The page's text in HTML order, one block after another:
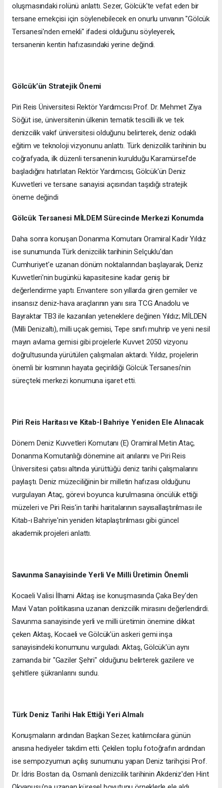
oluşmasındaki rolünü anlattı. Sezer, Gölcük'te vefat eden bir
tersane emekçisi için söylenebilecek en onurlu unvanın "Gölcük
Tersanesi'nden emekli" ifadesi olduğunu söyleyerek,
tersanenin kentin hafızasındaki yerine değindi.
Gölcük’ün Stratejik Önemi
Piri Reis Üniversitesi Rektör Yardımcısı Prof. Dr. Mehmet Ziya
Söğüt ise, üniversitenin ülkenin tematik tescilli ilk ve tek
denizcilik vakıf üniversitesi olduğunu belirterek, deniz odaklı
eğitim ve teknoloji vizyonunu anlattı. Türk denizcilik tarihinin bu
coğrafyada, ilk düzenli tersanenin kurulduğu Karamürsel'de
başladığını hatırlatan Rektör Yardımcısı, Gölcük'ün Deniz
Kuvvetleri ve tersane sanayisi açısından taşıdığı stratejik
öneme değindi
Gölcük Tersanesi MİLDEM Sürecinde Merkezi Konumda
Daha sonra konuşan Donanma Komutanı Oramiral Kadir Yıldız
ise sunumunda Türk denizcilik tarihinin Selçuklu'dan
Cumhuriyet'e uzanan dönüm noktalarından başlayarak, Deniz
Kuvvetleri'nin bugünkü kapasitesine kadar geniş bir
değerlendirme yaptı. Envantere son yıllarda giren gemiler ve
insansız deniz-hava araçlarının yanı sıra TCG Anadolu ve
Bayraktar TB3 ile kazanılan yeteneklere değinen Yıldız; MİLDEN
(Milli Denizaltı), milli uçak gemisi, Tepe sınıfı muhrip ve yeni nesil
mayın avlama gemisi gibi projelerle Kuvvet 2050 vizyonu
doğrultusunda yürütülen çalışmaları aktardı. Yıldız, projelerin
önemli bir kısmının hayata geçirildiği Gölcük Tersanesi'nin
süreçteki merkezi konumuna işaret etti.
Piri Reis Haritası ve Kitab-I Bahriye Yeniden Ele Alınacak
Dönem Deniz Kuvvetleri Komutanı (E) Oramiral Metin Ataç,
Donanma Komutanlığı dönemine ait anılarını ve Piri Reis
Üniversitesi çatısı altında yürüttüğü deniz tarihi çalışmalarını
paylaştı. Deniz müzeciliğinin bir milletin hafızası olduğunu
vurgulayan Ataç, görevi boyunca kurulmasına öncülük ettiği
müzeleri ve Piri Reis'in tarihi haritalarının sayısallaştırılması ile
Kitab-ı Bahriye'nin yeniden kitaplaştırılması gibi güncel
akademik projeleri anlattı.
Savunma Sanayisinde Yerli Ve Milli Üretimin Önemli
Kocaeli Valisi İlhami Aktaş ise konuşmasında Çaka Bey'den
Mavi Vatan politikasına uzanan denizcilik mirasını değerlendirdi.
Savunma sanayisinde yerli ve milli üretimin önemine dikkat
çeken Aktaş, Kocaeli ve Gölcük'ün askeri gemi inşa
sanayisindeki konumunu vurguladı. Aktaş, Gölcük'ün aynı
zamanda bir "Gaziler Şehri" olduğunu belirterek gazilere ve
şehitlere şükranlarını sundu.
Türk Deniz Tarihi Hak Ettiği Yeri Almalı
Konuşmaların ardından Başkan Sezer, katılımcılara günün
anısına hediyeler takdim etti. Çekilen toplu fotoğrafın ardından
ise sempozyumun açılış sunumunu yapan Deniz tarihçisi Prof.
Dr. İdris Bostan da, Osmanlı denizcilik tarihinin Akdeniz'den Hint